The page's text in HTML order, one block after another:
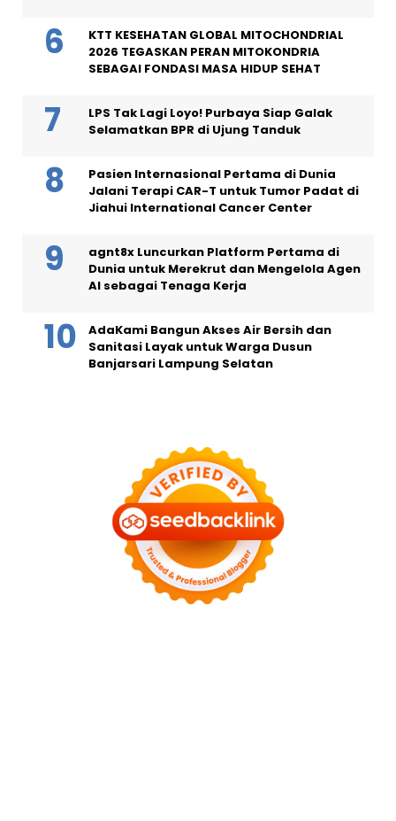
KTT KESEHATAN GLOBAL MITOCHONDRIAL
2026 TEGASKAN PERAN MITOKONDRIA
SEBAGAI FONDASI MASA HIDUP SEHAT
LPS Tak Lagi Loyo! Purbaya Siap Galak
Selamatkan BPR di Ujung Tanduk
Pasien Internasional Pertama di Dunia
Jalani Terapi CAR-T untuk Tumor Padat di
Jiahui International Cancer Center
agnt8x Luncurkan Platform Pertama di
Dunia untuk Merekrut dan Mengelola Agen
AI sebagai Tenaga Kerja
AdaKami Bangun Akses Air Bersih dan
Sanitasi Layak untuk Warga Dusun
Banjarsari Lampung Selatan